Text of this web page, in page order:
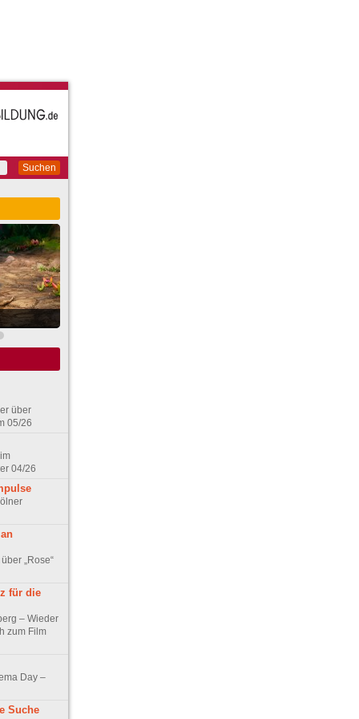
Suchen
über
05/26
04/26
„Rose“
für die
– Wieder
zum Film
Day –
Suche